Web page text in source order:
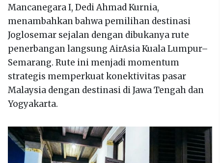
Mancanegara I, Dedi Ahmad Kurnia,
menambahkan bahwa pemilihan destinasi
Joglosemar sejalan dengan dibukanya rute
penerbangan langsung AirAsia Kuala Lumpur–
Semarang. Rute ini menjadi momentum
strategis memperkuat konektivitas pasar
Malaysia dengan destinasi di Jawa Tengah dan
Yogyakarta.